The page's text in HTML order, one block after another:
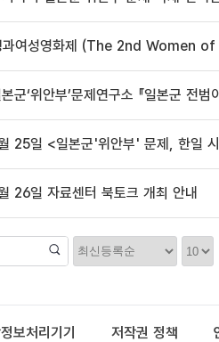
과여성영화제 (The 2nd Women
군‘위안부’문제연구소 『일본군 전범
25일 <일본군'위안부' 문제, 한일
26일 자료센터 북토크 개최 안내
정
렬
정
렬
갯
보처리기기 저작권 정책